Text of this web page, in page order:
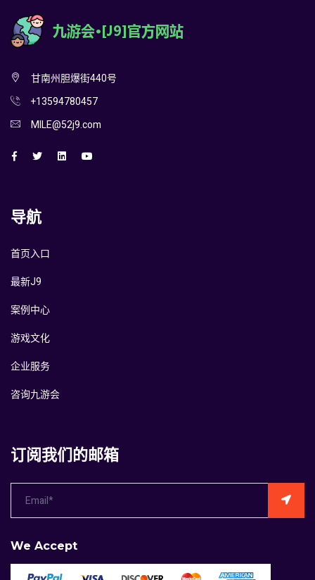
甘南州胆爆街440号
+13594780457
MILE@52j9.com
导航
首页入口
最新J9
案例中心
游戏文化
企业服务
咨询九游会
订阅我们的邮箱
We Accept